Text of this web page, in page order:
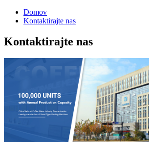
Domov
Kontaktirajte nas
Kontaktirajte nas